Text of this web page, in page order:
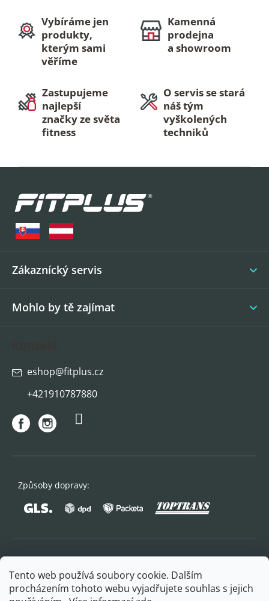
Tento web používá soubory cookie. Dalším
procházením tohoto webu vyjadřujete souhlas s jejich
Vybíráme jen
produkty,
kterým sami
věříme
Kamenná
prodejna
a showroom
Zastupujeme
najlepší
značky ze světa
fitness
O servis se stará
náš tým
vyškolených
techniků
Zákaznícký servis
Mohlo by tě zajímat
eshop@fitplus.cz
+421910787880
Způsoby dopravy: